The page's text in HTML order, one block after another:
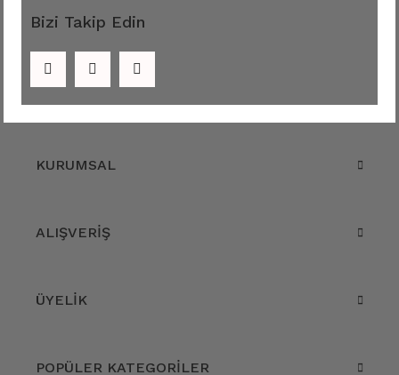
Bizi Takip Edin
KURUMSAL
ALIŞVERİŞ
ÜYELİK
POPÜLER KATEGORİLER